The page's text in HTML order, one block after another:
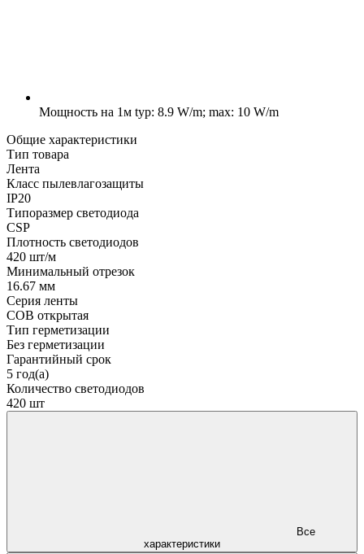
Мощность на 1м typ: 8.9 W/m; max: 10 W/m
Общие характеристики
Тип товара
Лента
Класс пылевлагозащиты
IP20
Типоразмер светодиода
CSP
Плотность светодиодов
420 шт/м
Минимальный отрезок
16.67 мм
Серия ленты
COB открытая
Тип герметизации
Без герметизации
Гарантийный срок
5 год(а)
Количество светодиодов
420 шт
характеристики